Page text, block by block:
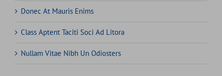
Donec At Mauris Enims
Class Aptent Taciti Soci Ad Litora
Nullam Vitae Nibh Un Odiosters